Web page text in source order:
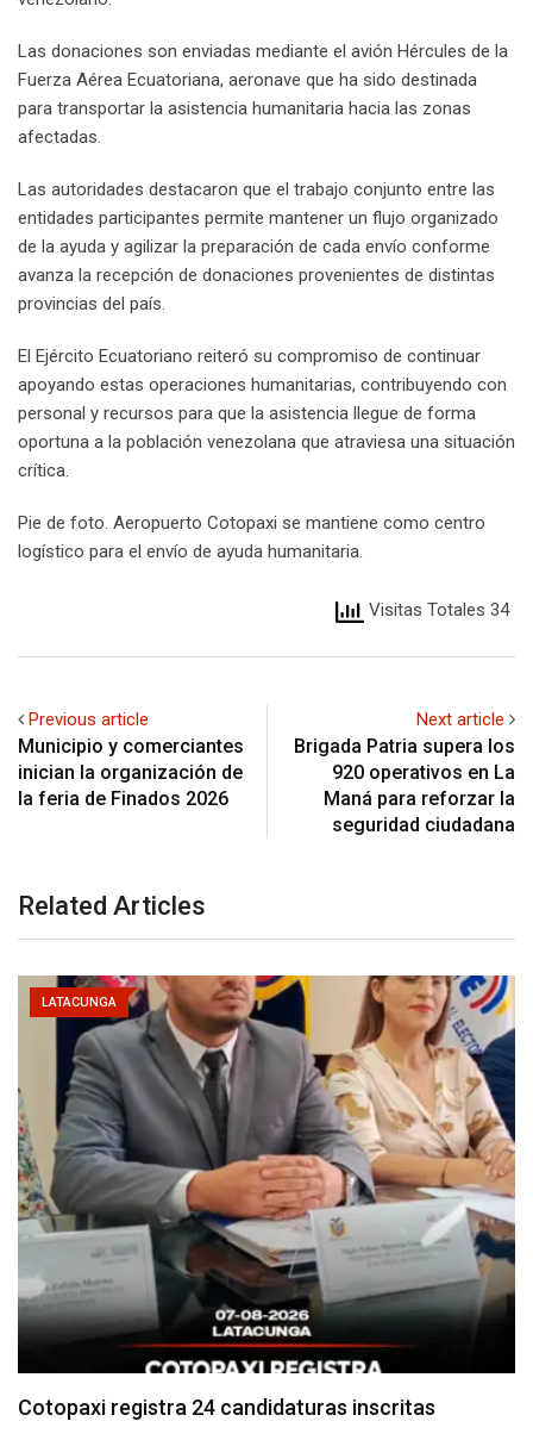
Las donaciones son enviadas mediante el avión Hércules de la
Fuerza Aérea Ecuatoriana, aeronave que ha sido destinada
para transportar la asistencia humanitaria hacia las zonas
afectadas.
Las autoridades destacaron que el trabajo conjunto entre las
entidades participantes permite mantener un flujo organizado
de la ayuda y agilizar la preparación de cada envío conforme
avanza la recepción de donaciones provenientes de distintas
provincias del país.
El Ejército Ecuatoriano reiteró su compromiso de continuar
apoyando estas operaciones humanitarias, contribuyendo con
personal y recursos para que la asistencia llegue de forma
oportuna a la población venezolana que atraviesa una situación
crítica.
Pie de foto. Aeropuerto Cotopaxi se mantiene como centro
logístico para el envío de ayuda humanitaria.
Visitas Totales 34
Previous article
Municipio y comerciantes
inician la organización de
la feria de Finados 2026
Next article
Brigada Patria supera los
920 operativos en La
Maná para reforzar la
seguridad ciudadana
Related Articles
LATACUNGA
Parque Nacional Cotopaxi espera alta afluencia de